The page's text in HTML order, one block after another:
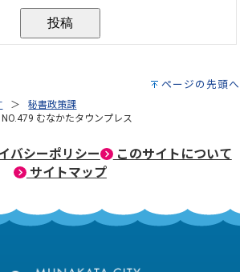
ページの先頭へ
秘書政策課
むなかたタウンプレス
バシーポリシー
このサイトについて
サイトマップ